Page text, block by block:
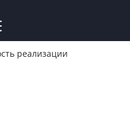
реализации